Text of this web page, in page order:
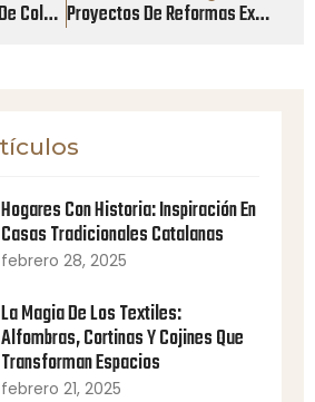
Eligiendo La Paleta De Colores Perfecta Para Tu Hogar Proyectos De Reformas Exitosas Con Crod Barcelona
Hogares Con Historia: Inspiración En
Casas Tradicionales Catalanas
febrero 28, 2025
La Magia De Los Textiles:
Alfombras, Cortinas Y Cojines Que
Transforman Espacios
febrero 21, 2025